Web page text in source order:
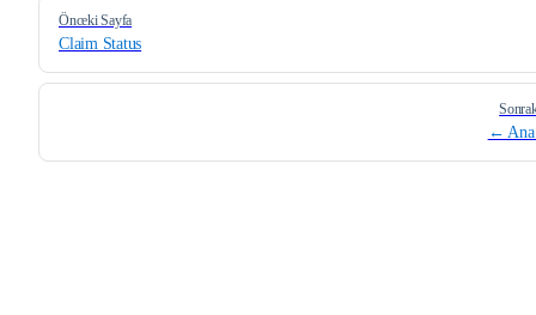
Önceki Sayfa
Claim Status
← Ana